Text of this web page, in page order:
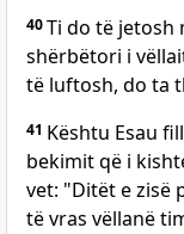
40Ti do të jetosh
shërbëtori i
të luftosh, do ta
41 Kështu Esau
bekimit që i
vet: "Ditët e zisë
të vras vëllanë